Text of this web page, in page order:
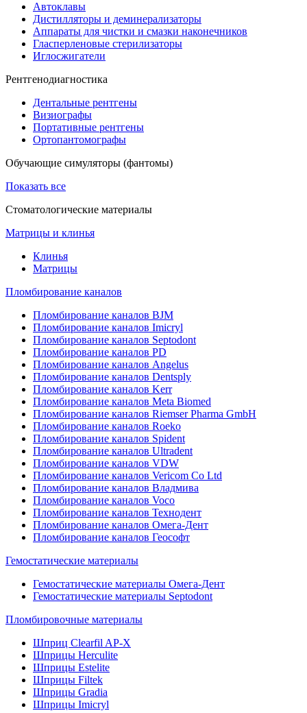
Автоклавы
Дистилляторы и деминерализаторы
Аппараты для чистки и смазки наконечников
Гласперленовые стерилизаторы
Иглосжигатели
Рентгенодиагностика
Дентальные рентгены
Визиографы
Портативные рентгены
Ортопантомографы
Обучающие симуляторы (фантомы)
Показать все
Стоматологические материалы
Матрицы и клинья
Клинья
Матрицы
Пломбирование каналов
Пломбирование каналов BJM
Пломбирование каналов Imicryl
Пломбирование каналов Septodont
Пломбирование каналов PD
Пломбирование каналов Angelus
Пломбирование каналов Dentsply
Пломбирование каналов Kerr
Пломбирование каналов Meta Biomed
Пломбирование каналов Riemser Pharma GmbH
Пломбирование каналов Roeko
Пломбирование каналов Spident
Пломбирование каналов Ultradent
Пломбирование каналов VDW
Пломбирование каналов Vericom Co Ltd
Пломбирование каналов Владмива
Пломбирование каналов Voco
Пломбирование каналов Технодент
Пломбирование каналов Омега-Дент
Пломбирование каналов Геософт
Гемостатические материалы
Гемостатические материалы Омега-Дент
Гемостатические материалы Septodont
Пломбировочные материалы
Шприц Clearfil AP-X
Шприцы Herculite
Шприцы Estelite
Шприцы Filtek
Шприцы Gradia
Шприцы Imicryl